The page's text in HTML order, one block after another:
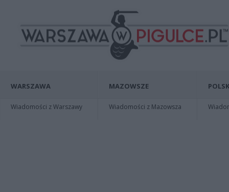
WARSZAWA
Wiadomości z Warszawy
MAZOWSZE
Wiadomości z Mazowsza